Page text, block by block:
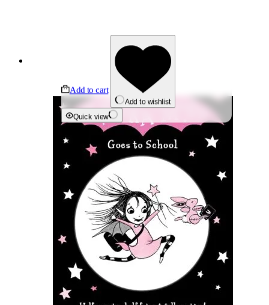
Add to cart
Add to wishlist
Quick view